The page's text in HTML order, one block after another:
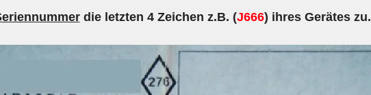
die letzten 4 Zeichen z.B. (J666) ihres Gerätes zu.